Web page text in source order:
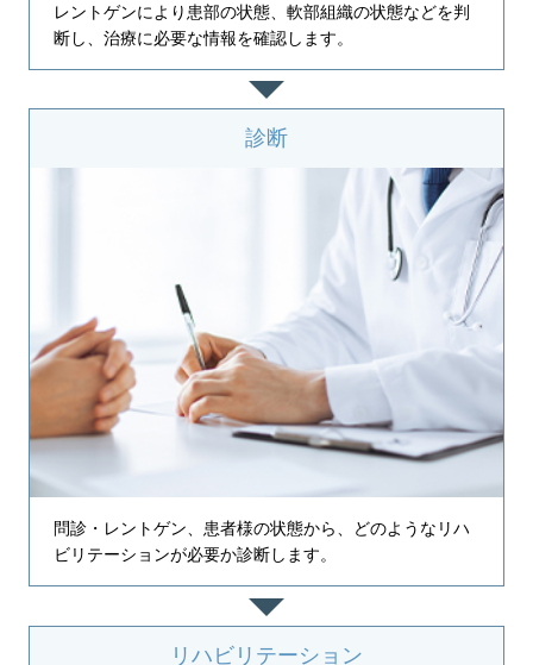
レントゲンにより患部の状態、軟部組織の状態などを判
断し、治療に必要な情報を確認します。
診断
問診・レントゲン、患者様の状態から、どのようなリハ
ビリテーションが必要か診断します。
リハビリテーション